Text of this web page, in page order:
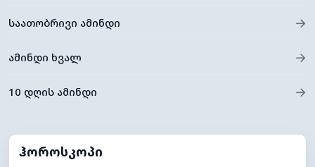
ხილვადობა
საათობრივი ამინდი →
ამინდი ხვალ →
10 დღის ამინდი →
ჰოროსკოპი